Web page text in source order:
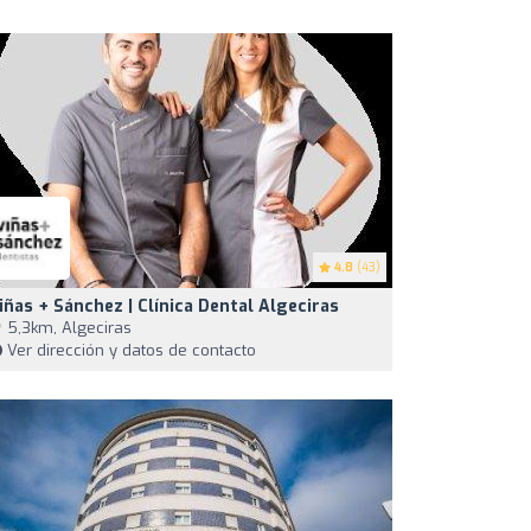
4.8 (43)
+ Sánchez | Clínica Dental Algeciras
5,3km, Algeciras
Ver dirección y datos de contacto